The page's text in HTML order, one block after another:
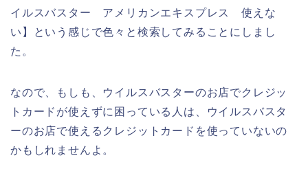
イルスバスター アメリカンエキスプレス 使えな
い】という感じで色々と検索してみることにしまし
た。
なので、もしも、ウイルスバスターのお店でクレジッ
トカードが使えずに困っている人は、ウイルスバスタ
ーのお店で使えるクレジットカードを使っていないの
かもしれませんよ。